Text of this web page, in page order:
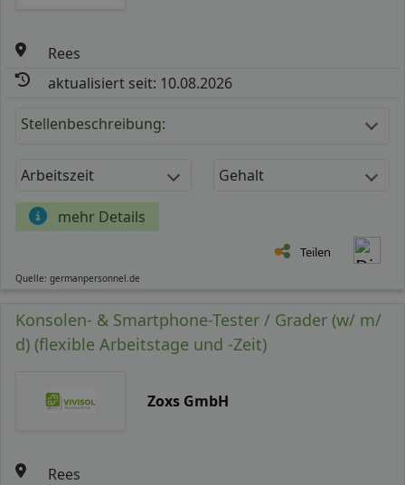
Rees
aktualisiert seit: 10.08.2026
Stellenbeschreibung:
Arbeitszeit Gehalt
mehr Details
Teilen
Quelle: germanpersonnel.de
Konsolen- & Smartphone-Tester / Grader (w/ m/
d) (flexible Arbeitstage und -Zeit)
Zoxs GmbH
Rees